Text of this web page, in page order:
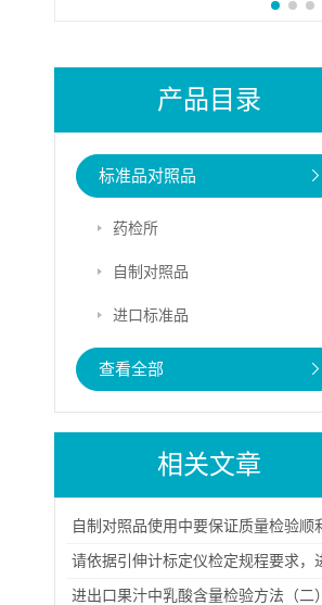
产品目录
标准品对照品
药检所
自制对照品
进口标准品
查看全部
相关文章
进出口果汁中乳酸含量检验方法（二）